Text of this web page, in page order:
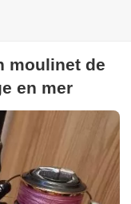
pêche
moulinet de
en mer